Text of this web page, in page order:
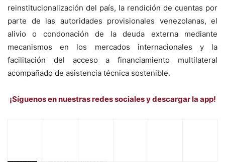
reinstitucionalización del país, la rendición de cuentas por
parte de las autoridades provisionales venezolanas, el
alivio o condonación de la deuda externa mediante
mecanismos en los mercados internacionales y la
facilitación del acceso a financiamiento multilateral
acompañado de asistencia técnica sostenible.
¡Síguenos en nuestras redes sociales y descargar la app!